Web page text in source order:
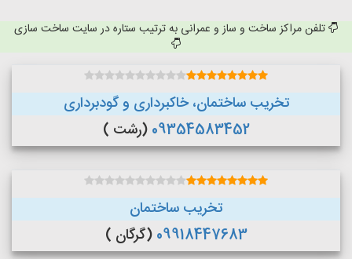
تلفن مراکز ساخت و ساز و عمرانی به ترتیب ستاره در سایت ساخت سازی
تخریب ساختمان، خاکبرداری و گودبرداری
09354583452 (رشت )
تخریب ساختمان
09918447683 (گرگان )